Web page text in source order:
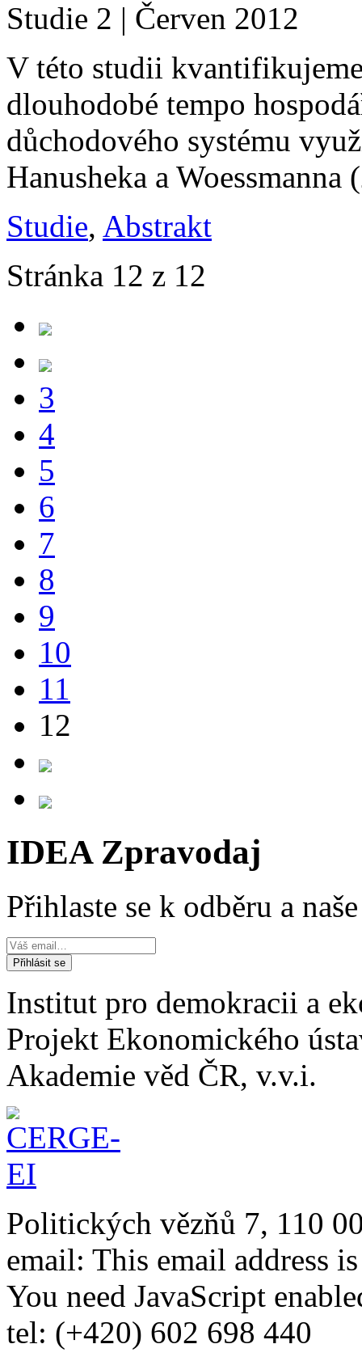
Studie 2 | Červen 2012
V této studii
dlouhodobé tempo
důchodového systému
Hanusheka a Woessmanna
Studie, Abstrakt
Stránka 12 z 12
3
4
5
6
7
8
9
10
11
12
IDEA Zpravodaj
Přihlaste se k odběru a
Institut pro demokracii a
Projekt Ekonomického
Akademie věd ČR, v.v.i.
Politických vězňů 7, 110
email: This email address
You need JavaScript
tel: (+420) 602 698 440